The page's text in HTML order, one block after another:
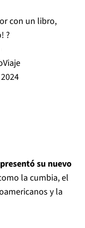
con un libro,
?
su nuevo
la cumbia, el
y la